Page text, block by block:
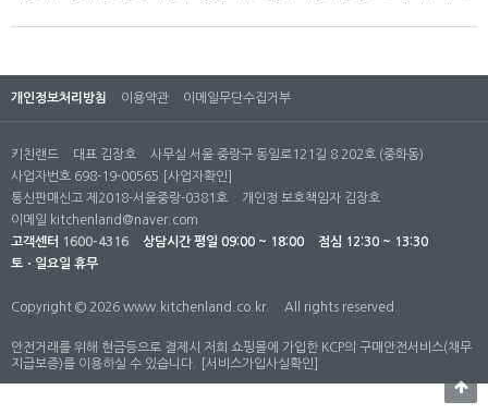
개인정보처리방침 이용약관 이메일무단수집거부
키친랜드 대표 김장호
사무실 서울 중랑구 동일로121길 8 202호 (중화동)
사업자번호 698-19-00565
[사업자확인]
통신판매신고 제2018-서울중랑-0381호
개인정 보호책임자 김장호
이메일 kitchenland@naver.com
고객센터 1600-4316 상담시간 평일 09:00 ~ 18:00
점심 12:30 ~ 13:30
토ㆍ일요일 휴무
Copyright © 2026 www.kitchenland.co.kr. All rights reserved.
안전거래를 위해 현금등으로 결제시 저희 쇼핑몰에 가입한 KCP의 구매안전서비스(채무
지급보증)를 이용하실 수 있습니다.
[서비스가입사실확인]